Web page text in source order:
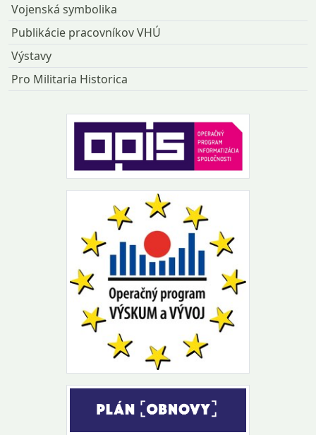
Vojenská symbolika
Publikácie pracovníkov VHÚ
Výstavy
Pro Militaria Historica